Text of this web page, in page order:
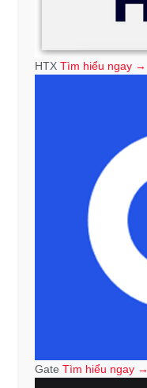
HTX Tìm hiểu ngay →
Gate Tìm hiểu ngay →